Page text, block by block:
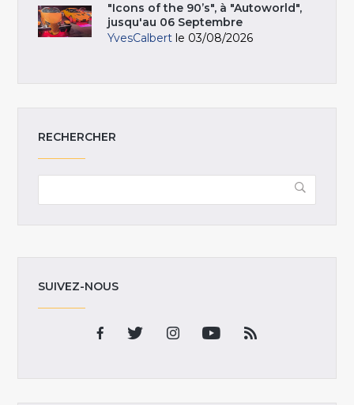
"Icons of the 90’s", à "Autoworld",
jusqu'au 06 Septembre
YvesCalbert le 03/08/2026
RECHERCHER
SUIVEZ-NOUS